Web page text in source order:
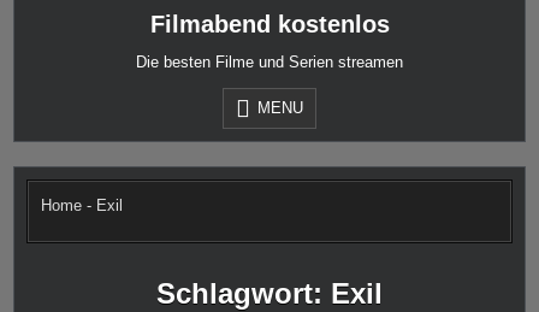
Filmabend kostenlos
Die besten Filme und Serien streamen
MENU
Home - Exil
Schlagwort: Exil